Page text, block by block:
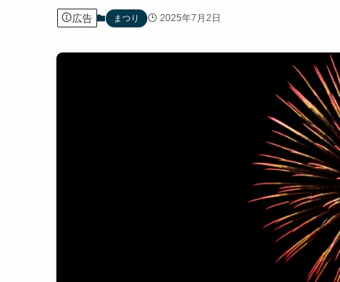
広告 まつり 2025年7月2日